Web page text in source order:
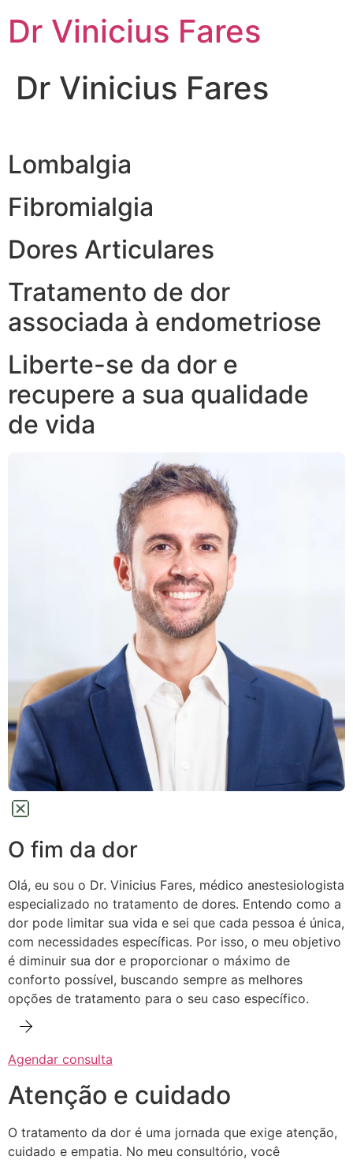
para
Dr Vinicius Fares
Dr Vinicius Fares
Lombalgia
Fibromialgia
Dores Articulares
Tratamento de dor
associada à endometriose
Liberte-se da dor e
recupere a sua qualidade
de vida
O fim da dor
Olá, eu sou o Dr. Vinicius Fares, médico anestesiologista
especializado no tratamento de dores. Entendo como a
dor pode limitar sua vida e sei que cada pessoa é única,
com necessidades específicas. Por isso, o meu objetivo
é diminuir sua dor e proporcionar o máximo de
conforto possível, buscando sempre as melhores
opções de tratamento para o seu caso específico.
Agendar consulta
Atenção e cuidado
O tratamento da dor é uma jornada que exige atenção,
cuidado e empatia. No meu consultório, você